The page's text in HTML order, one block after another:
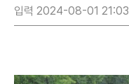
입력 2024-08-01 21:03